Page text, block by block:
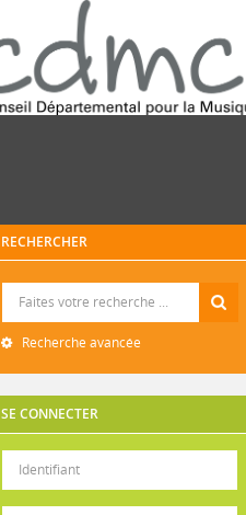
RECHERCHER
Recherche avancée
SE CONNECTER